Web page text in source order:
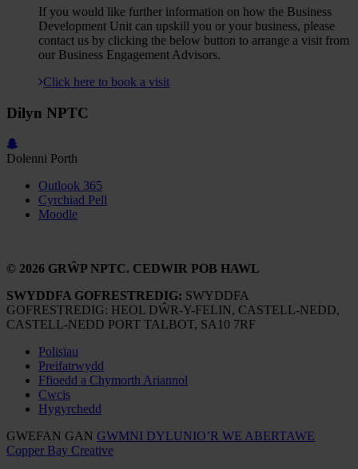
If you would like further information on how the Business
Development Unit can upskill you or your business, please
contact us by clicking the below button to arrange a visit from
our Business Engagement Advisors.
Click here to book a visit
Dilyn NPTC
Dolenni Porth
Outlook 365
Cyrchiad Pell
Moodle
© 2026 GRŴP NPTC. CEDWIR POB HAWL
SWYDDFA GOFRESTREDIG: SWYDDFA
GOFRESTREDIG: HEOL DŴR-Y-FELIN, CASTELL-NEDD,
CASTELL-NEDD PORT TALBOT, SA10 7RF
Polisïau
Preifatrwydd
Ffioedd a Chymorth Ariannol
Cwcis
Hygyrchedd
GWEFAN GAN GWMNI DYLUNIO’R WE ABERTAWE
Copper Bay Creative